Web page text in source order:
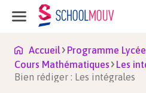
Accueil
Programme
Cours Mathématiques
Les
Bien rédiger : Les intégrales